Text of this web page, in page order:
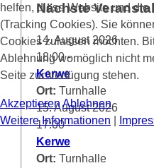
Nächste
14. August 2026
18:00-
Kerwe
Ort: Turnhalle
15. August 2026
17:00-
Kerwe
Ort: Turnhalle
helfen, diese Website und
(Tracking Cookies). Sie
Cookies zulassen möchten.
Ablehnung womöglich nicht
Seite zur Verfügung stehen.
Akzeptieren Ablehnen
Weitere Informationen